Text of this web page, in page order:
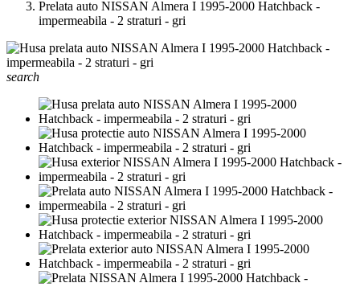
Prelata auto NISSAN Almera I 1995-2000 Hatchback -
impermeabila - 2 straturi - gri
search